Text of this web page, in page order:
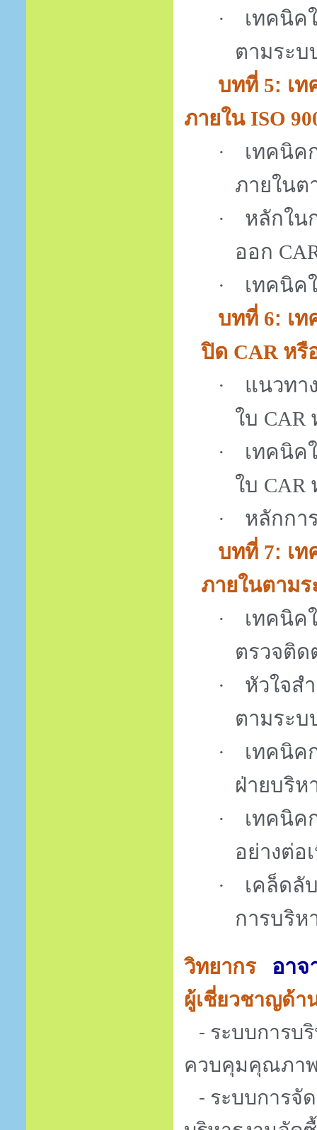
·
เทคนิค
ตามระ
บทที่ 5: เ
ภายใน ISO
·
เทคนิค
ภายใน
·
หลักใน
ออก
·
เทคนิค
บทที่ 6: เ
ปิด CAR หรื
·
แนวทา
ใบ CAR
·
เทคนิค
ใบ CAR
·
หลักก
บทที่ 7: เ
ภายในตาม
·
เทคนิค
ตรวจติด
·
หัวใจส
ตามระ
·
เทคนิค
ฝ่ายบริห
·
เทคนิค
อย่างต่อ
·
เคล็ดลั
การบริ
วิทยากร อา
ผู้เชี่ยวชาญด้า
- ระบบการ
ควบคุมคุณภาพ
- ระบบการจั